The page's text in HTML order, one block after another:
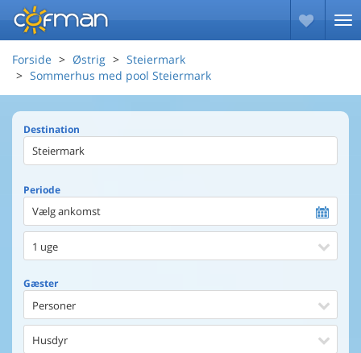
Forside Østrig
Steiermark
Sommerhus med pool Steiermark
Destination
Periode
Vælg ankomst
1 uge
Gæster
Personer
Husdyr